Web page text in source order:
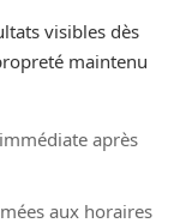
visibles dès
maintenu
après
aux horaires